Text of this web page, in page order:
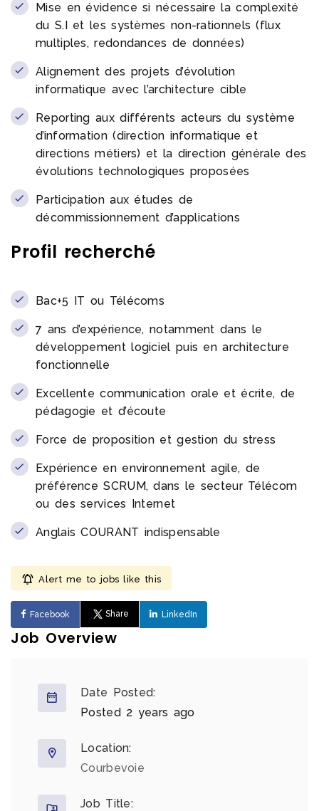
Mise en évidence si nécessaire la complexité
du S.I et les systèmes non-rationnels (flux
multiples, redondances de données)
Alignement des projets d’évolution
informatique avec l’architecture cible
Reporting aux différents acteurs du système
d’information (direction informatique et
directions métiers) et la direction générale des
évolutions technologiques proposées
Participation aux études de
décommissionnement d’applications
Profil recherché
Bac+5 IT ou Télécoms
7 ans d’expérience, notamment dans le
développement logiciel puis en architecture
fonctionnelle
Excellente communication orale et écrite, de
pédagogie et d’écoute
Force de proposition et gestion du stress
Expérience en environnement agile, de
préférence SCRUM, dans le secteur Télécom
ou des services Internet
Anglais COURANT indispensable
Alert me to jobs like this
Facebook Share LinkedIn
Job Overview
Date Posted:
Posted 2 years ago
Location:
Courbevoie
Job Title: